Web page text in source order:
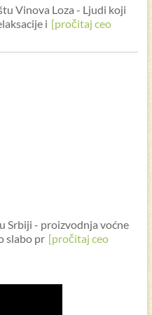
Vinova Loza - Ljudi koji
i [pročitaj ceo
Srbiji - proizvodnja voćne
slabo pr [pročitaj ceo